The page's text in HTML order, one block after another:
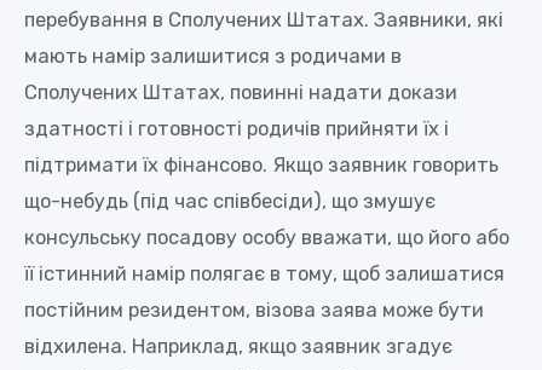
перебування в Сполучених Штатах. Заявники, які
мають намір залишитися з родичами в
Сполучених Штатах, повинні надати докази
здатності і готовності родичів прийняти їх і
підтримати їх фінансово. Якщо заявник говорить
що-небудь (під час співбесіди), що змушує
консульську посадову особу вважати, що його або
її істинний намір полягає в тому, щоб залишатися
постійним резидентом, візова заява може бути
відхилена. Наприклад, якщо заявник згадує